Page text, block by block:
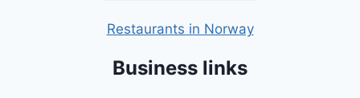
Restaurants in Norway
Business links